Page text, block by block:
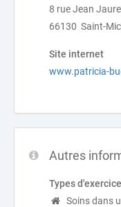
8 rue Jean
66130 Saint-
Site internet
www.patricia-
Autres
Types d'exercice
Soins dans